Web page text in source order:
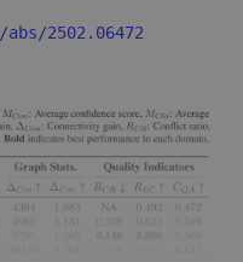
/abs/2502.06472